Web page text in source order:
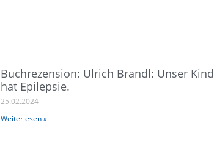
Buchrezension: Ulrich Brandl: Unser Kind
hat Epilepsie.
25.02.2024
Weiterlesen »